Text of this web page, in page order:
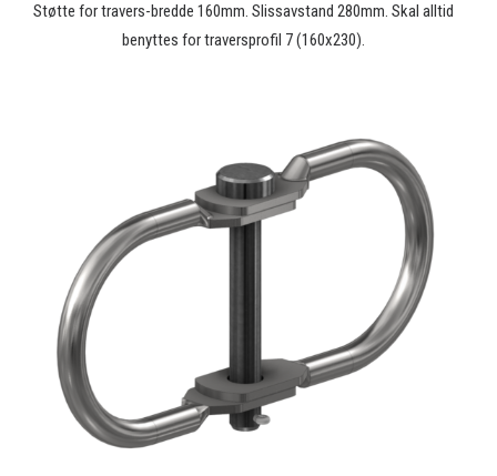
Støtte for travers-bredde 160mm. Slissavstand 280mm. Skal alltid
benyttes for traversprofil 7 (160x230).